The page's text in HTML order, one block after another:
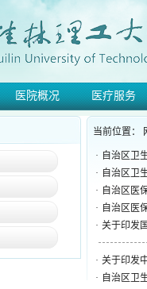
医院概况 医疗服务
当前位置：
· 自治区卫
· 自治区卫
· 自治区医
· 自治区医
· 关于印发
· 关于印发
· 自治区卫